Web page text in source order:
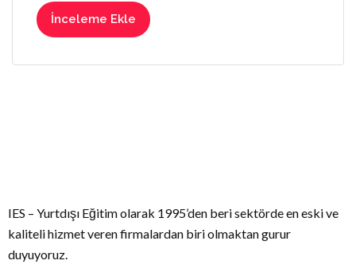
İnceleme Ekle
IES – Yurtdışı Eğitim olarak 1995’den beri sektörde en eski ve
kaliteli hizmet veren firmalardan biri olmaktan gurur
duyuyoruz.